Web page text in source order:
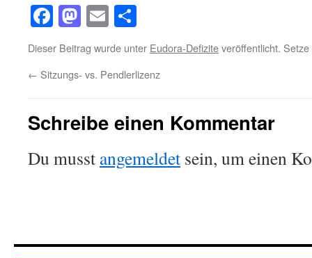
Facebook
Mastodon
Email
Dieser Beitrag wurde unter Eudora-Defiziteveröffentlicht.
← Sitzungs- vs. Pendlerlizenz
Schreibe einen Kommentar
Du musst angemeldet sein, um einen